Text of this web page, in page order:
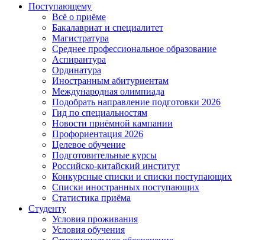
Поступающему
Всё о приёме
Бакалавриат и специалитет
Магистратура
Среднее профессиональное образование
Аспирантура
Ординатура
Иностранным абитуриентам
Международная олимпиада
Подобрать направление подготовки 2026
Гид по специальностям
Новости приёмной кампании
Профориентация 2026
Целевое обучение
Подготовительные курсы
Российско-китайский институт
Конкурсные списки и списки поступающих
Списки иностранных поступающих
Статистика приёма
Студенту
Условия проживания
Условия обучения